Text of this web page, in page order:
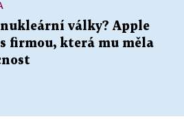
války? Apple
firmou, která mu měla